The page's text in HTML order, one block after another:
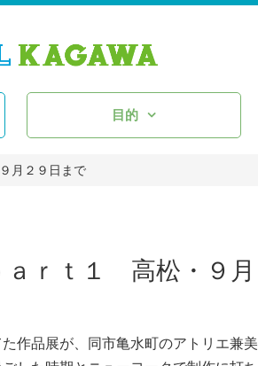
目的
月２９日まで
ｒｔ１ 高松・９月
作品展が、同市亀水町のアトリエ兼美